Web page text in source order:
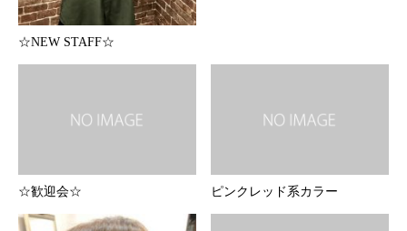
☆NEW STAFF☆
☆歓迎会☆ ピンクレッド系カラー